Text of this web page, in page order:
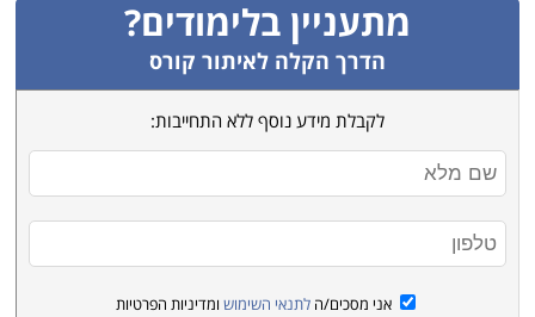
טכנאי בתחומי החשמל, האלקטרוניקה, הסלולר או המכשור
הרפואי למשל עשויים להיות הנתיב הבטוח שלכם למקצוע
פרקטי תוך זמן קצר. מהלך שיעניק לכם נכס חדש, מכניס
לימודי מקצוע טכני מאפשרים בדרך כלל רכישת מיומנות
מקיפה תוך זמן קצר וקצוב. הכשרת מנעולן למשל, נמשכת
לא פעם כשלושה חודשים בלבד, שמעניקים מקצוע מוסמך
ורווחי לכל החיים.
בין העמודים הבאים באתר מומלץ לשים לב לכך שישנם
מתעניין בלימודים?
הדרך הקלה לאיתור קורס
לקבלת מידע נוסף ללא התחייבות:
אני מסכים/ה לתנאי השימוש ומדיניות הפרטיות